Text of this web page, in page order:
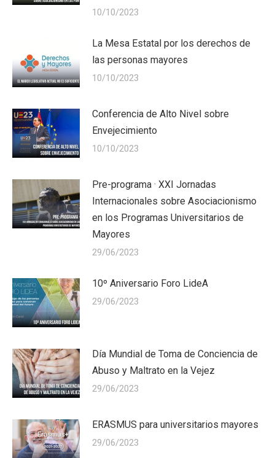
10/10/2023
La Mesa Estatal por los derechos de
las personas mayores
10/10/2023
Conferencia de Alto Nivel sobre
Envejecimiento
10/10/2023
Pre-programa · XXI Jornadas
Internacionales sobre Asociacionismo
en los Programas Universitarios de
Mayores
29/06/2023
10º Aniversario Foro LideA
29/06/2023
Día Mundial de Toma de Conciencia de
Abuso y Maltrato en la Vejez
29/06/2023
ERASMUS para universitarios mayores
29/06/2023